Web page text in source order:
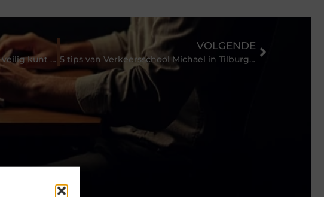
Een ESD tafel zorgt ervoor dat u veilig kunt werken met elektronica
VOLGENDE
5 tips van Verkeersschool Michael in Tilburg om snel je rijbewijs te halen